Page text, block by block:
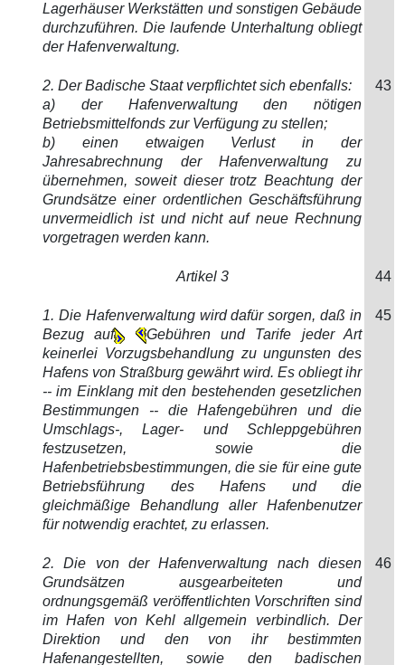
Lagerhäuser Werkstätten und sonstigen Gebäude
durchzuführen. Die laufende Unterhaltung obliegt
der Hafenverwaltung.
2. Der Badische Staat verpflichtet sich ebenfalls:
a) der Hafenverwaltung den nötigen
Betriebsmittelfonds zur Verfügung zu stellen;
b) einen etwaigen Verlust in der
Jahresabrechnung der Hafenverwaltung zu
übernehmen, soweit dieser trotz Beachtung der
Grundsätze einer ordentlichen Geschäftsführung
unvermeidlich ist und nicht auf neue Rechnung
vorgetragen werden kann.
43
Artikel 3 44
1. Die Hafenverwaltung wird dafür sorgen, daß in
Bezug auf
Gebühren und Tarife jeder Art
keinerlei Vorzugsbehandlung zu ungunsten des
Hafens von Straßburg gewährt wird. Es obliegt ihr
-- im Einklang mit den bestehenden gesetzlichen
Bestimmungen -- die Hafengebühren und die
Umschlags-, Lager- und Schleppgebühren
festzusetzen, sowie die
Hafenbetriebsbestimmungen, die sie für eine gute
Betriebsführung des Hafens und die
gleichmäßige Behandlung aller Hafenbenutzer
für notwendig erachtet, zu erlassen.
45
2. Die von der Hafenverwaltung nach diesen
Grundsätzen ausgearbeiteten und
ordnungsgemäß veröffentlichten Vorschriften sind
im Hafen von Kehl allgemein verbindlich. Der
Direktion und den von ihr bestimmten
Hafenangestellten, sowie den badischen
46